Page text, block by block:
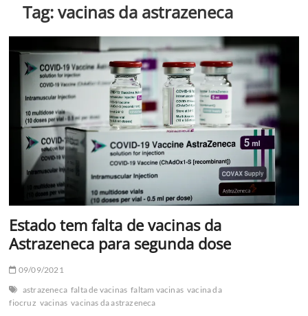
Tag:vacinas da astrazeneca
Estado tem falta de vacinas da
Astrazeneca para segunda dose
09/09/2021
astrazeneca falta de vacinas faltam vacinas vacina da
fiocruz vacinas vacinas da astrazeneca